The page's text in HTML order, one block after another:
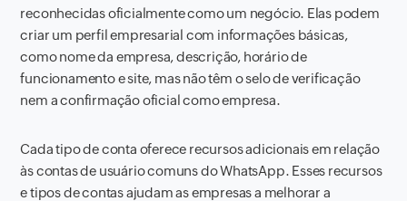
reconhecidas oficialmente como um negócio. Elas podem
criar um perfil empresarial com informações básicas,
como nome da empresa, descrição, horário de
funcionamento e site, mas não têm o selo de verificação
nem a confirmação oficial como empresa.
Cada tipo de conta oferece recursos adicionais em relação
às contas de usuário comuns do WhatsApp. Esses recursos
e tipos de contas ajudam as empresas a melhorar a